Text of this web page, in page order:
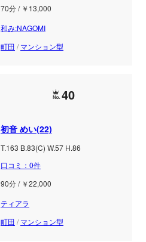
70分 / ￥13,000
和み:NAGOMI
町田 /マンション型
40
初音 めい(22)
T.163 B.83(C) W.57 H.86
口コミ：0件
90分 / ￥22,000
ティアラ
町田 /マンション型